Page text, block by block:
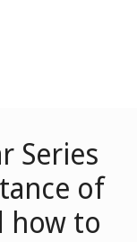
Series
of
how to